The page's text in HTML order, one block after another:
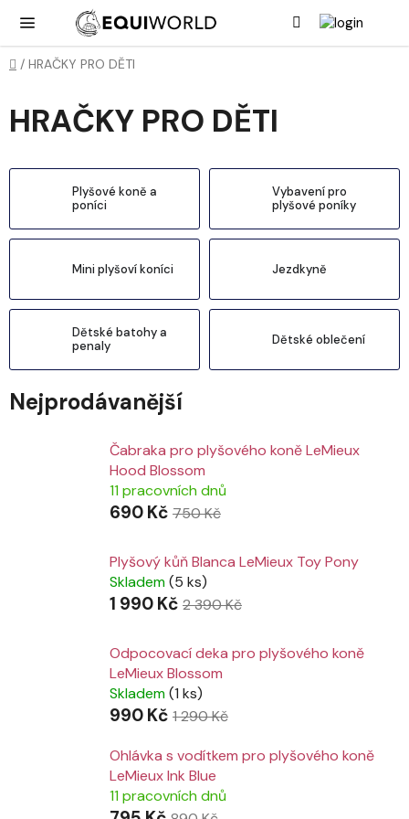
obsah
Domů
/ HRAČKY PRO DĚTI
HRAČKY PRO DĚTI
Plyšové koně a
poníci
Vybavení pro
plyšové poníky
Mini plyšoví koníci Jezdkyně
Dětské batohy a
penaly
Dětské oblečení
Nejprodávanější
Čabraka pro plyšového koně LeMieux
Hood Blossom
11 pracovních dnů
690 Kč 750 Kč
Plyšový kůň Blanca LeMieux Toy Pony
Skladem(5 ks)
1 990 Kč 2 390 Kč
Odpocovací deka pro plyšového koně
LeMieux Blossom
Skladem(1 ks)
990 Kč 1 290 Kč
Ohlávka s vodítkem pro plyšového koně
LeMieux Ink Blue
11 pracovních dnů